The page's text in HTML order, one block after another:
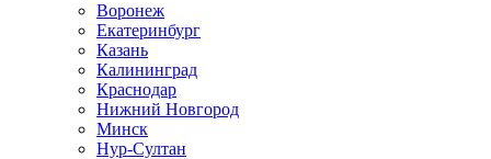
Воронеж
Екатеринбург
Казань
Калининград
Краснодар
Нижний Новгород
Минск
Нур-Султан